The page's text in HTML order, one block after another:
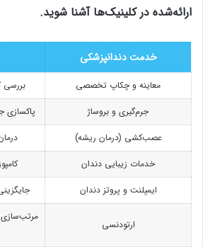
ارائه‌شده در کلینیک‌ها آشنا شوید.
خدمت دندانپزشکی
معاینه و چکاپ تخصصی
بررسی
جرم‌گیری و بروساژ
پاکسازی
عصب‌کشی (درمان ریشه)
خدمات زیبایی دندان
ایمپلنت و پروتز دندان
ارتودنسی
مرتب‌سازی